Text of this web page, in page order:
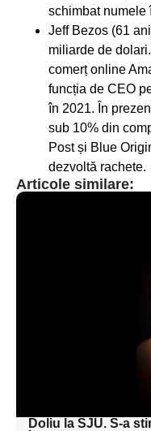
schimbat numele
Jeff Bezos (61
miliarde de
comerț online
funcția de CEO
în 2021. În
sub 10% din
Post și Blue
dezvoltă rachete.
Articole similare:
textul
textul
Doliu la SJU. S-a